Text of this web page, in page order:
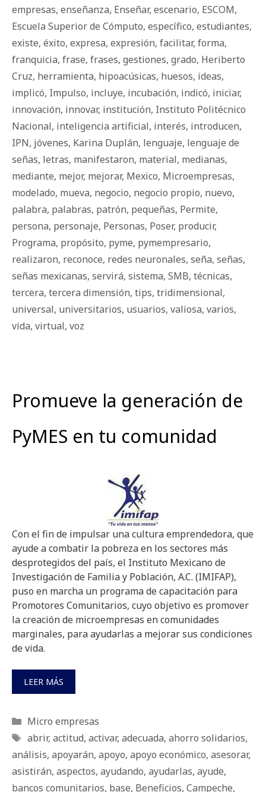
empresas, enseñanza, Enseñar, escenario, ESCOM,
Escuela Superior de Cómputo, específico, estudiantes,
existe, éxito, expresa, expresión, facilitar, forma,
franquicia, frase, frases, gestiones, grado, Heriberto
Cruz, herramienta, hipoacúsicas, huesos, ideas,
implicó, Impulso, incluye, incubación, indicó, iniciar,
innovación, innovar, institución, Instituto Politécnico
Nacional, inteligencia artificial, interés, introducen,
IPN, jóvenes, Karina Duplán, lenguaje, lenguaje de
señas, letras, manifestaron, material, medianas,
mediante, mejor, mejorar, Mexico, Microempresas,
modelado, mueva, negocio, negocio propio, nuevo,
palabra, palabras, patrón, pequeñas, Permite,
persona, personaje, Personas, Poser, producir,
Programa, propósito, pyme, pymempresario,
realizaron, reconoce, redes neuronales, seña, señas,
señas mexicanas, servirá, sistema, SMB, técnicas,
tercera, tercera dimensión, tips, tridimensional,
universal, universitarios, usuarios, valiosa, varios,
vida, virtual, voz
Promueve la generación de
PyMES en tu comunidad
Con el fin de impulsar una cultura emprendedora, que
ayude a combatir la pobreza en los sectores más
desprotegidos del país, el Instituto Mexicano de
Investigación de Familia y Población, A.C. (IMIFAP),
puso en marcha un programa de capacitación para
Promotores Comunitarios, cuyo objetivo es promover
la creación de microempresas en comunidades
marginales, para ayudarlas a mejorar sus condiciones
de vida.
LEER MÁS
Categorías
Micro empresas
Etiquetas
abrir, actitud, activar, adecuada, ahorro solidarios,
análisis, apoyarán, apoyo, apoyo económico, asesorar,
asistirán, aspectos, ayudando, ayudarlas, ayude,
bancos comunitarios, base, Beneficios, Campeche,